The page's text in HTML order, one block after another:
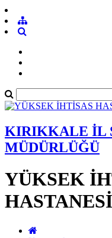
KIRIKKALE İL
MÜDÜRLÜĞÜ
YÜKSEK
HASTANESİ